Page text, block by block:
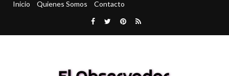
Inicio Quienes Somos Contacto